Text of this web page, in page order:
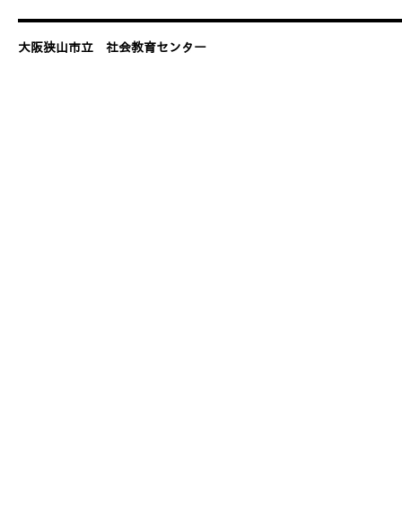
大阪狭山市立 社会教育センター